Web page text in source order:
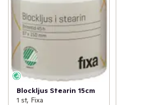
Blockljus Stearin 15cm
1 st, Fixa